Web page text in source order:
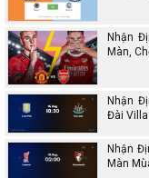
Nhận
Màn,
Nhận
Đài Villa
Nhận
Màn